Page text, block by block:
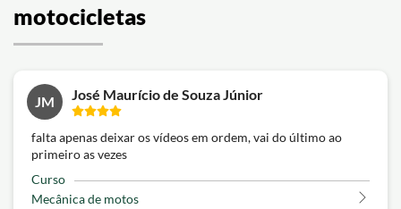
motocicletas
JM José Maurício de Souza Júnior
falta apenas deixar os vídeos em ordem, vai do último ao
primeiro as vezes
Curso
Mecânica de motos